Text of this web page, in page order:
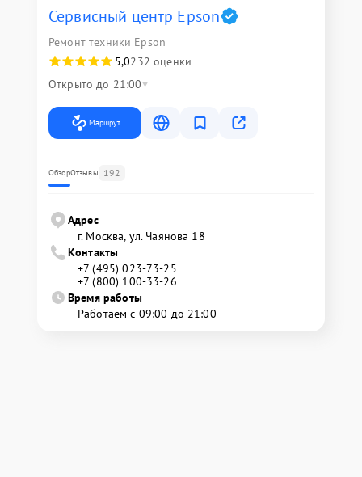
Сервисный центр Epson
Ремонт техники Epson
5,0232 оценки
Открыто до 21:00
Маршрут
ОбзорОтзывы 192
Адрес
г. Москва, ул. Чаянова 18
Контакты
+7 (495) 023-73-25
+7 (800) 100-33-26
Время работы
Работаем с 09:00 до 21:00